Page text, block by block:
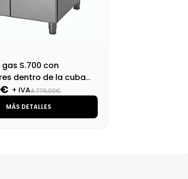
S.700 con
dentro de la cuba
PW
+ IVA4.776,00€
MÁS DETALLES